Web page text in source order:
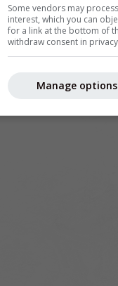
Some vendors may
interest, which you can
for a link at the bottom of
withdraw consent in
Manage options